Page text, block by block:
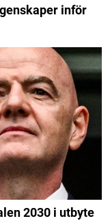
inför
2030 i utbyte